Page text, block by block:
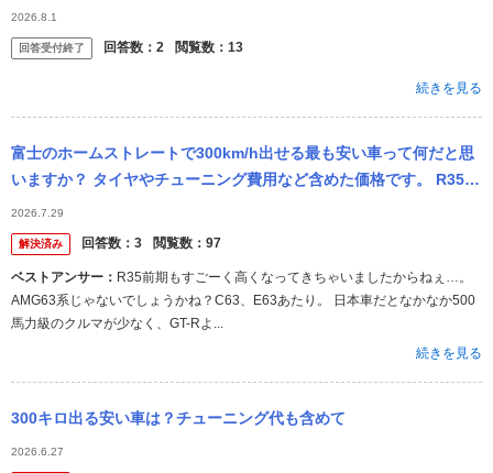
2026.8.1
回答受付終了 回答数： 2 閲覧数： 13
続きを見る
富士のホームストレートで300km/h出せる最も安い車って何だと思
いますか？ タイヤやチューニング費用など含めた価格です。 R35前
期をそのまま使うこと以上に安いものって考えられますか？
2026.7.29
解決済み 回答数： 3 閲覧数： 97
ベストアンサー： R35前期もすごーく高くなってきちゃいましたからねぇ…。
AMG63系じゃないでしょうかね？C63、E63あたり。 日本車だとなかなか500
馬力級のクルマが少なく、GT-Rよ...
続きを見る
300キロ出る安い車は？チューニング代も含めて
2026.6.27